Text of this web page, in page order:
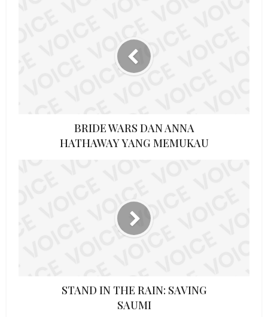
BRIDE WARS DAN ANNA
HATHAWAY YANG MEMUKAU
STAND IN THE RAIN: SAVING
SAUMI